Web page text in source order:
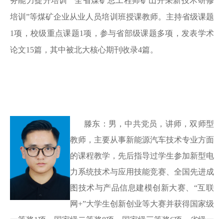
培训”等煤矿企业从业人员培训班授课教师。主持省级课题
1项，校级重点课题1项，参与省部级课题多项，发表学术
论文15篇，其中被北大核心期刊收录4篇。
滕东：男，中共党员，讲师，双师型
教师，主要从事新能源汽车技术专业方面
的课程教学，先后指导过学生参加新型电
力系统技术与应用技能竞赛、全国先进成
图技术与产品信息建模创新大赛、 “互联
网+”大学生创新创业等大赛并获得国家级